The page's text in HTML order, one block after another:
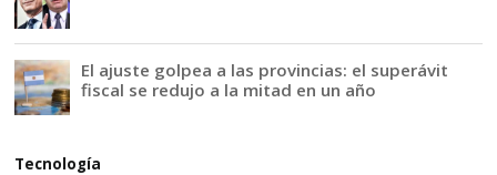
El ajuste golpea a las provincias: el superávit
fiscal se redujo a la mitad en un año
Tecnología